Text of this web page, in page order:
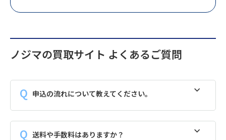
ノジマの買取サイト よくあるご質問
申込の流れについて教えてください。
送料や手数料はありますか？